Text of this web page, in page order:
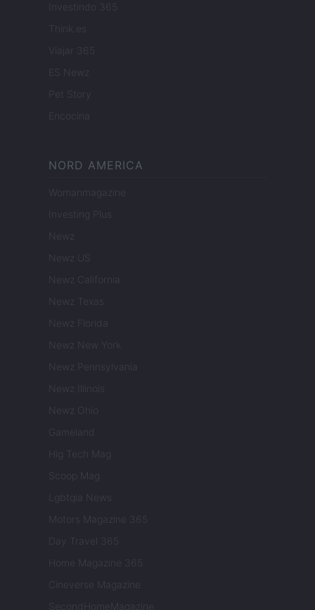
Investindo 365
Think.es
Viajar 365
ES Newz
Pet Story
Encocina
NORD AMERICA
Womanmagazine
Investing Plus
Newz
Newz US
Newz California
Newz Texas
Newz Florida
Newz New York
Newz Pennsylvania
Newz Illinois
Newz Ohio
Gameland
Hig Tech Mag
Scoop Mag
Lgbtqia News
Motors Magazine 365
Day Travel 365
Home Magazine 365
Cineverse Magazine
SecondHomeMagazine